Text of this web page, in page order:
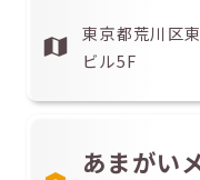
東京都荒川区
ビル5F
あまがい